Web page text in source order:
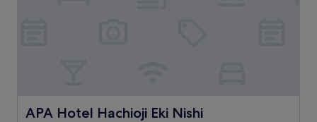
APA Hotel Hachioji Eki Nishi
APA Hotel Hachioji Eki Nishi